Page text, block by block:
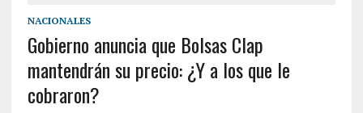
NACIONALES
Gobierno anuncia que Bolsas Clap
mantendrán su precio: ¿Y a los que le
cobraron?